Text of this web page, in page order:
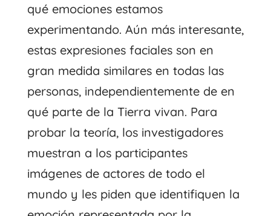
qué emociones estamos
experimentando. Aún más interesante,
estas expresiones faciales son en
gran medida similares en todas las
personas, independientemente de en
qué parte de la Tierra vivan. Para
probar la teoría, los investigadores
muestran a los participantes
imágenes de actores de todo el
mundo y les piden que identifiquen la